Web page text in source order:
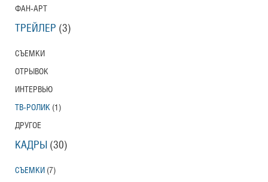
ФАН-АРТ
ТРЕЙЛЕР (3)
СЪЕМКИ
ОТРЫВОК
ИНТЕРВЬЮ
ТВ-РОЛИК (1)
ДРУГОЕ
КАДРЫ (30)
СЪЕМКИ (7)